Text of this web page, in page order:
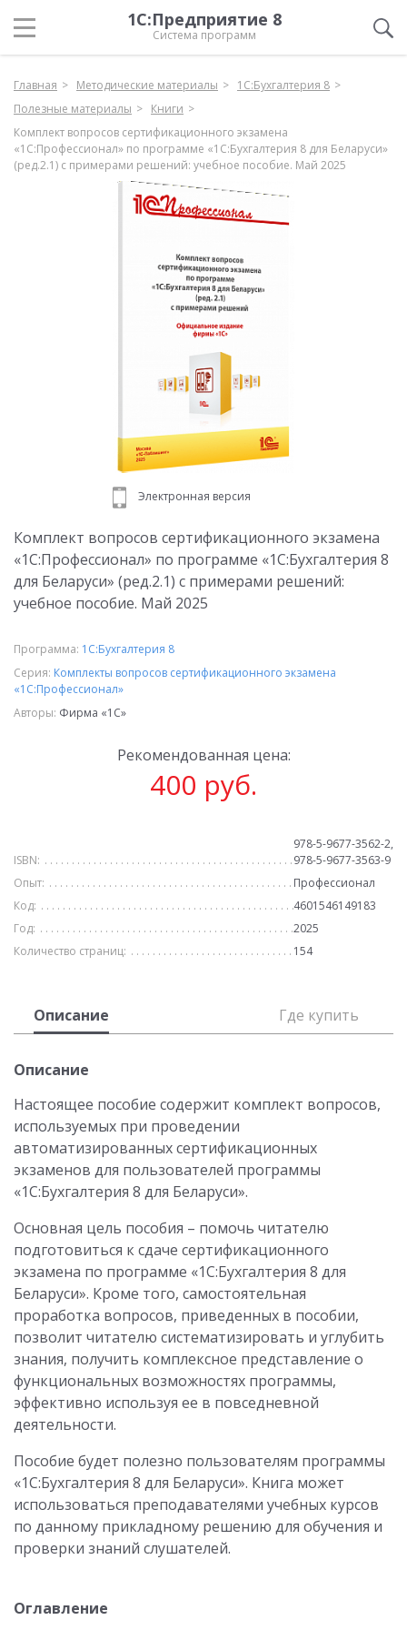
1С:Предприятие 8
Система программ
Главная Методические материалы
1С:Бухгалтерия 8
Полезные материалы
Книги
Комплект вопросов сертификационного экзамена
«1С:Профессионал» по программе «1С:Бухгалтерия 8 для Беларуси»
(ред.2.1) с примерами решений: учебное пособие. Май 2025
Комплект вопросов сертификационного экзамена
«1С:Профессионал» по программе «1С:Бухгалтерия 8
для Беларуси» (ред.2.1) с примерами решений:
учебное пособие. Май 2025
Электронная версия
Программа: 1С:Бухгалтерия 8
Серия: Комплекты вопросов сертификационного экзамена
«1С:Профессионал»
Авторы: Фирма «1С»
Рекомендованная цена:
400 руб.
ISBN:
978-5-9677-3562-2,
978-5-9677-3563-9
Опыт:
Профессионал
Код:
4601546149183
Год:
2025
Количество страниц:
154
Описание Где купить
Описание
Настоящее пособие содержит комплект вопросов,
используемых при проведении
автоматизированных сертификационных
экзаменов для пользователей программы
«1С:Бухгалтерия 8 для Беларуси».
Основная цель пособия – помочь читателю
подготовиться к сдаче сертификационного
экзамена по программе «1С:Бухгалтерия 8 для
Беларуси». Кроме того, самостоятельная
проработка вопросов, приведенных в пособии,
позволит читателю систематизировать и углубить
знания, получить комплексное представление о
функциональных возможностях программы,
эффективно используя ее в повседневной
деятельности.
Пособие будет полезно пользователям программы
«1С:Бухгалтерия 8 для Беларуси». Книга может
использоваться преподавателями учебных курсов
по данному прикладному решению для обучения и
проверки знаний слушателей.
Оглавление